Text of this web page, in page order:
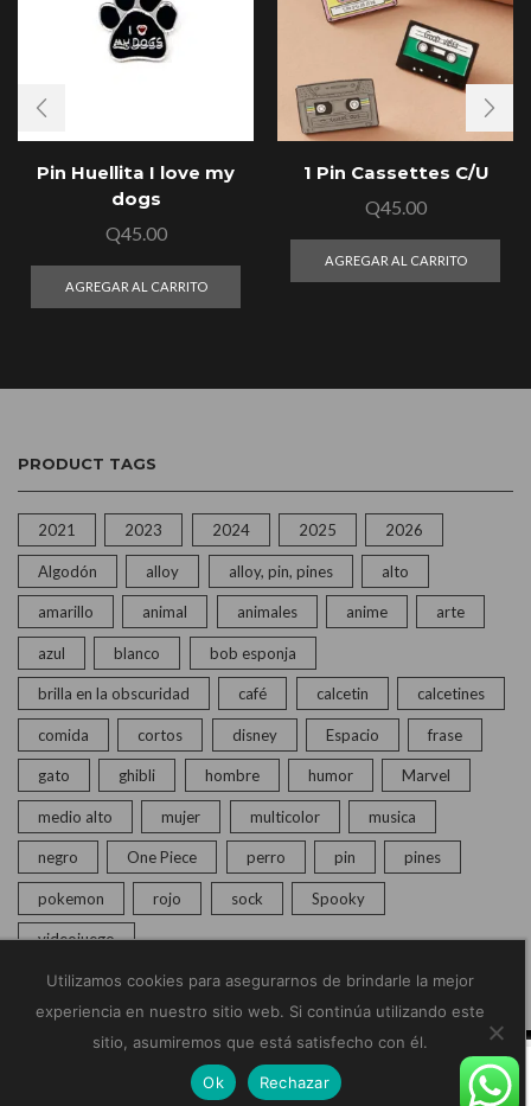
Pin Huellita I love my
dogs
Q45.00
AGREGAR AL CARRITO
1 Pin Cassettes C/U
Q45.00
AGREGAR AL CARRITO
PRODUCT TAGS
2021 2023 2024 2025 2026
Algodón alloy alloy, pin, pines alto
amarillo animal animales anime arte
azul blanco bob esponja
brilla en la obscuridad café calcetin calcetines
comida cortos disney Espacio frase
gato ghibli hombre humor Marvel
medio alto mujer multicolor musica
negro One Piece perro pin pines
pokemon rojo sock Spooky
videojuego
© Copyright 2020 – 2025 | Monkey Socks | Todos los
derechos reservados | Políticas de Privacidad
Calcetines Pines Chat en vivo
Utilizamos cookies para asegurarnos de brindarle la mejor
experiencia en nuestro sitio web. Si continúa utilizando este
sitio, asumiremos que está satisfecho con él.
Ok Rechazar